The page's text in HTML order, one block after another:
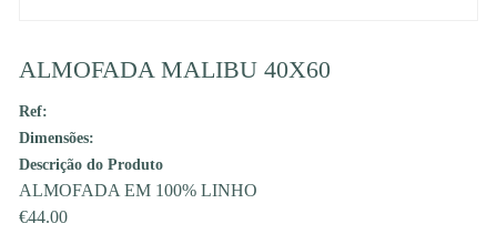
ALMOFADA MALIBU 40X60
Ref:
Dimensões:
Descrição do Produto
ALMOFADA EM 100% LINHO
€44.00